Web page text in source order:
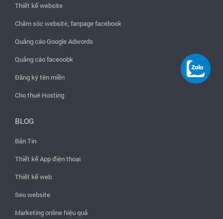
Thiết kế website
Chăm sóc website, fanpage facebook
Quảng cáo Google Adwords
Quảng cáo faceoobk
Đăng ký tên miền
Cho thuê Hosting
BLOG
Bản Tin
Thiết kế App điện thoại
Thiết kế web
Seo website
Marketing online hiệu quả